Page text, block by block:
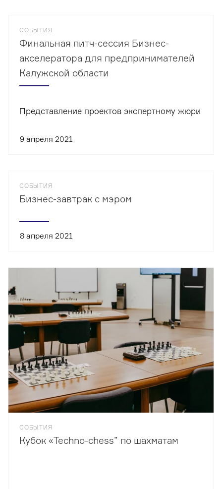
СОБЫТИЯ
Финальная питч-сессия Бизнес-
акселератора для предпринимателей
Калужской области
Представление проектов экспертному жюри
9 апреля 2021
СОБЫТИЯ
Бизнес-завтрак с мэром
8 апреля 2021
СОБЫТИЯ
Кубок «Techno-chess” по шахматам